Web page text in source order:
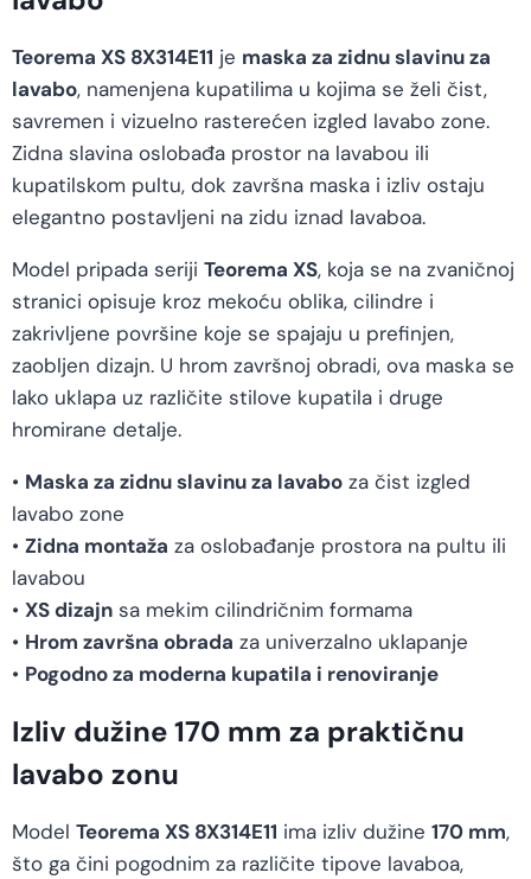
Teorema XS 8X314E11 je maska za zidnu slavinu za
lavabo, namenjena kupatilima u kojima se želi čist,
savremen i vizuelno rasterećen izgled lavabo zone.
Zidna slavina oslobađa prostor na lavabou ili
kupatilskom pultu, dok završna maska i izliv ostaju
elegantno postavljeni na zidu iznad lavaboa.
Model pripada seriji Teorema XS, koja se na zvaničnoj
stranici opisuje kroz mekoću oblika, cilindre i
zakrivljene površine koje se spajaju u prefinjen,
zaobljen dizajn. U hrom završnoj obradi, ova maska se
lako uklapa uz različite stilove kupatila i druge
hromirane detalje.
• Maska za zidnu slavinu za lavabo za čist izgled
lavabo zone
• Zidna montaža za oslobađanje prostora na pultu ili
lavabou
• XS dizajn sa mekim cilindričnim formama
• Hrom završna obrada za univerzalno uklapanje
• Pogodno za moderna kupatila i renoviranje
Izliv dužine 170 mm za praktičnu
lavabo zonu
Model Teorema XS 8X314E11 ima izliv dužine 170 mm,
što ga čini pogodnim za različite tipove lavaboa,